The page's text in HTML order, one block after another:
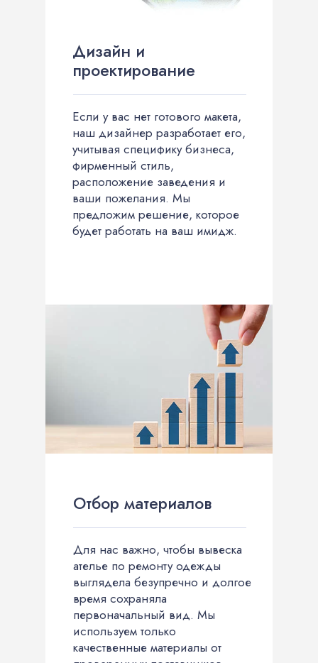
Дизайн и
проектирование
Отбор материалов
Если у вас нет готового макета,
наш дизайнер разработает его,
учитывая специфику бизнеса,
фирменный стиль,
расположение заведения и
ваши пожелания. Мы
предложим решение, которое
будет работать на ваш имидж.
Для нас важно, чтобы вывеска
ателье по ремонту одежды
выглядела безупречно и долгое
время сохраняла
первоначальный вид. Мы
используем только
качественные материалы от